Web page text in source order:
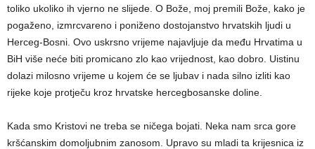
toliko ukoliko ih vjerno ne slijede. O Bože, moj premili Bože, kako je
pogaženo, izmrcvareno i poniženo dostojanstvo hrvatskih ljudi u
Herceg-Bosni. Ovo uskrsno vrijeme najavljuje da među Hrvatima u
BiH više neće biti promicano zlo kao vrijednost, kao dobro. Uistinu
dolazi milosno vrijeme u kojem će se ljubav i nada silno izliti kao
rijeke koje protječu kroz hrvatske hercegbosanske doline.
Kada smo Kristovi ne treba se ničega bojati. Neka nam srca gore
kršćanskim domoljubnim zanosom. Upravo su mladi ta krijesnica iz